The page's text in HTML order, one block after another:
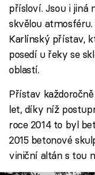
přísloví. Jsou i jiná
skvělou
Karlínský přístav,
posedí u řeky se
oblastí.
Přístav
let, díky níž
roce 2014 to byl
2015 betonové
viniční altán s tou